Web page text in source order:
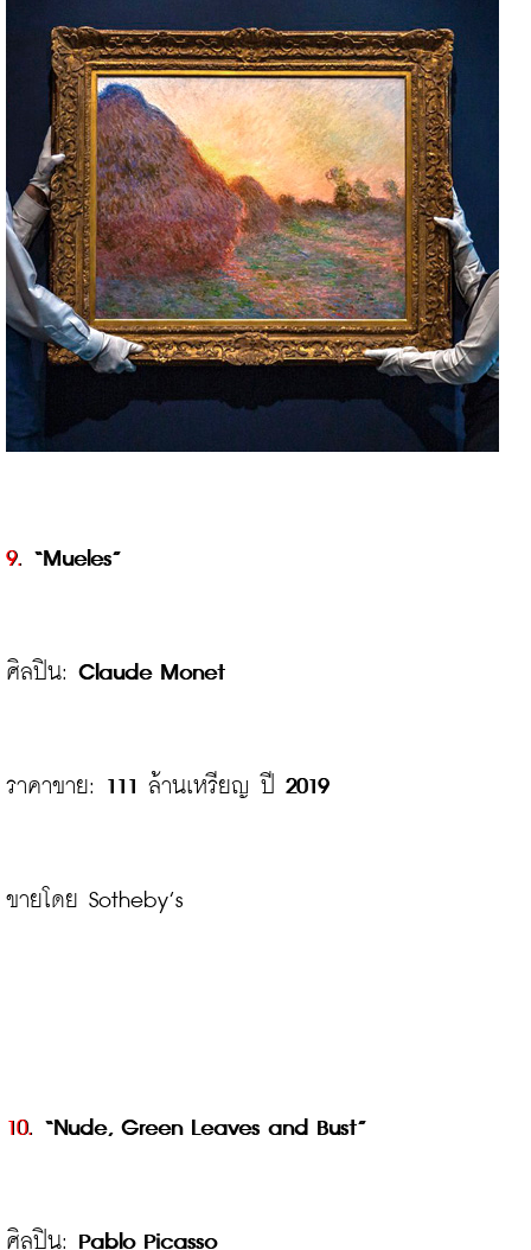
9. “Mueles”
ศิลปิน: Claude Monet
ราคาขาย: 111 ล้านเหรียญ ปี 2019
ขายโดย Sotheby’s
10. “Nude, Green Leaves and Bust”
ศิลปิน: Pablo Picasso